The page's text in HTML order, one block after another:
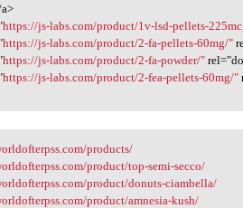
https://js-labs.com/product/1v-lsd-pellets-
https://js-labs.com/product/2-fa-pellets-60mg/"
https://js-labs.com/product/2-fa-powder/"
https://js-labs.com/product/2-fea-pellets-60mg/"
products/
product/top-semi-secco/
product/donuts-ciambella/
product/amnesia-kush/